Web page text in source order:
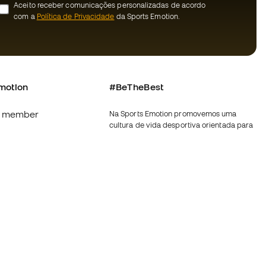
Aceito receber comunicações personalizadas de acordo
com a Política de Privacidade da Sports Emotion.
#BeTheBest
Na Sports Emotion promovemos uma
cultura de vida desportiva orientada para